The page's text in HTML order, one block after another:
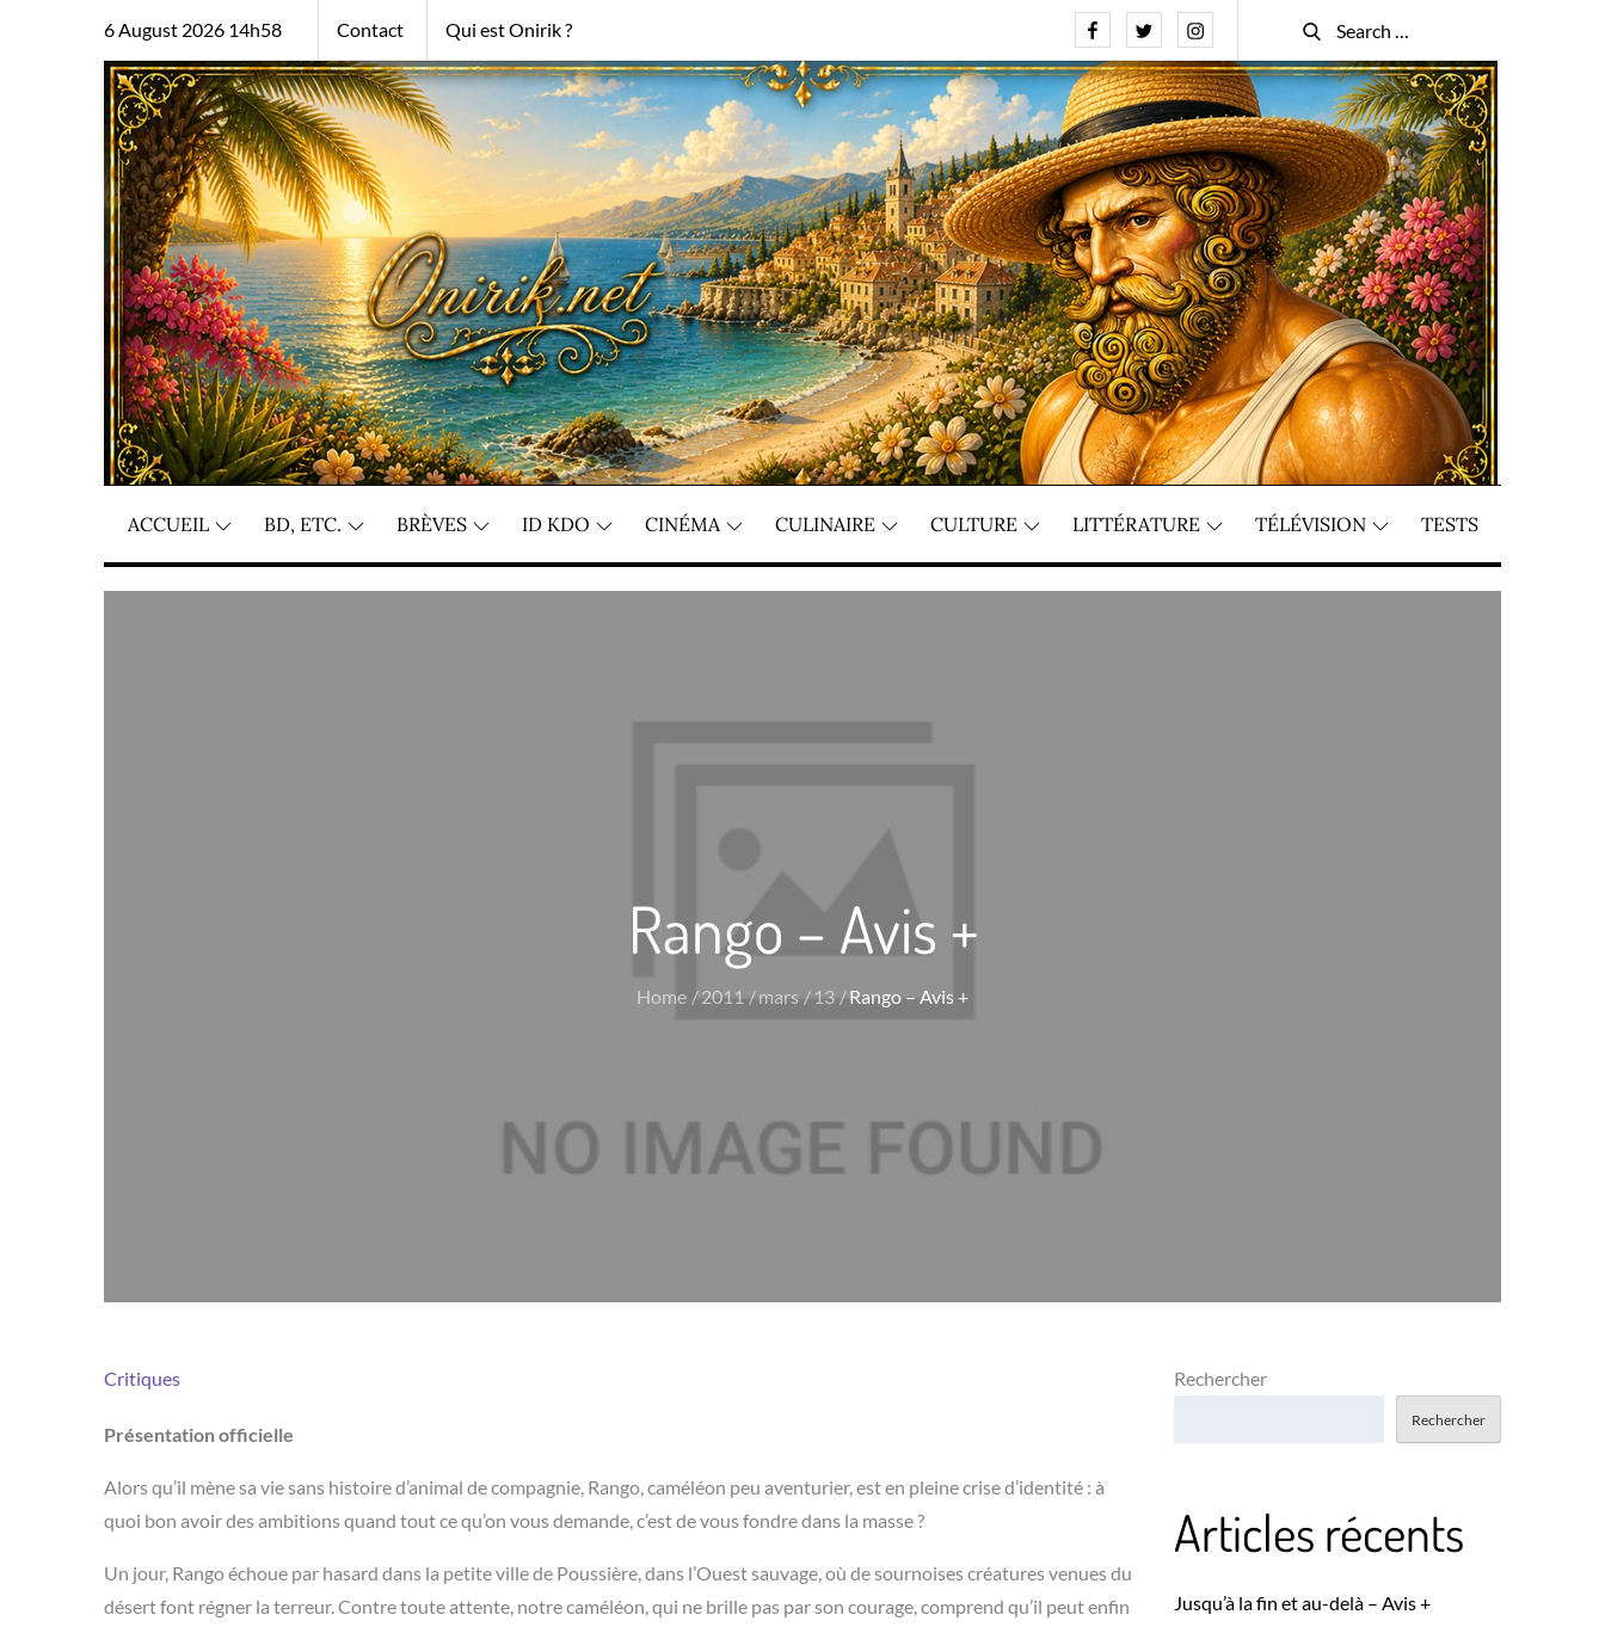
6 August 2026 14h58 Contact Qui est Onirik ? FacebookTwitterInstagram
Search
for:
Search
ACCUEIL BD, ETC. BRÈVES ID KDO CINÉMA CULINAIRE CULTURE LITTÉRATURE TÉLÉVISION TESTS
Rango – Avis +
Home 2011 mars 13 Rango – Avis +
Critiques
Présentation officielle
Alors qu’il mène sa vie sans histoire d’animal de compagnie, Rango, caméléon peu aventurier, est en pleine crise d’identité : à
quoi bon avoir des ambitions quand tout ce qu’on vous demande, c’est de vous fondre dans la masse ?
Un jour, Rango échoue par hasard dans la petite ville de Poussière, dans l’Ouest sauvage, où de sournoises créatures venues du
désert font régner la terreur. Contre toute attente, notre caméléon, qui ne brille pas par son courage, comprend qu’il peut enfin
Rechercher
Rechercher
Articles récents
Jusqu’à la fin et au-delà – Avis +